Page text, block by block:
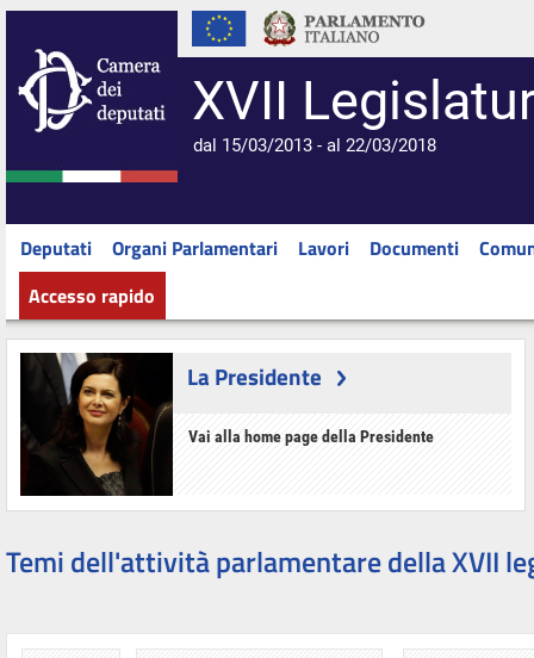
XVII
dal 15/03/2013 - al 22/03/2018
Deputati Organi Parlamentari Lavori Documenti
Accesso rapido
La Presidente
Vai alla home page della Presidente
Temi dell'attività parlamentare della XVII